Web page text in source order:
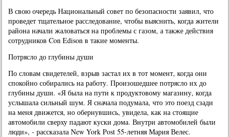
В свою очередь Национальный совет по безопасности заявил, что
проведет тщательное расследование, чтобы выяснить, когда жители
района начали жаловаться на проблемы с газом, а также действия
сотрудников Con Edison в такие моменты.
Потрясло до глубины души
По словам свидетелей, взрыв застал их в тот момент, когда они
спокойно собирались на работу. Произошедшее потрясло их до
глубины души. «Я была на пути к продуктовому магазину, когда
услышала сильный шум. Я сначала подумала, что это поезд сзади
на меня движется, но обернувшись, увидела, как на стоящие
автомобили сверху падают куски дома. Внутри автомобилей были
люди», - рассказала New York Post 55-летняя Мария Велес.